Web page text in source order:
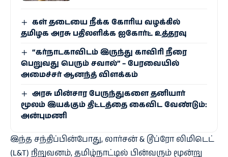
கள் தடையை நீக்க கோரிய வழக்கில்
தமிழக அரசு பதிலளிக்க ஐகோர்ட் உத்தரவு
“கர்நாடகாவிடம் இருந்து காவிரி நீரை
பெறுவது பெரும் சவால்” – பேரவையில்
அமைச்சர் ஆனந்த் விளக்கம்
அரசு மின்சார பேருந்துகளை தனியார்
மூலம் இயக்கும் திட்டத்தை கைவிட வேண்டும்:
அன்புமணி
இந்த சந்திப்பின்போது, லார்சன் & டூப்ரோ லிமிடெட்
(L&T) நிறுவனம், தமிழ்நாட்டில் பின்வரும் மூன்று